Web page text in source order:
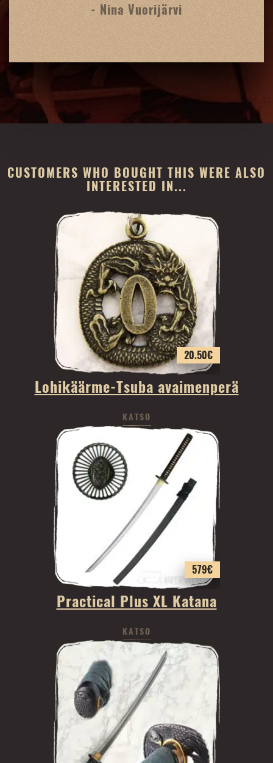
- Nina Vuorijärvi
CUSTOMERS WHO BOUGHT THIS WERE ALSO
INTERESTED IN...
20.50€
Lohikäärme-Tsuba avaimenperä
KATSO
579€
Practical Plus XL Katana
KATSO